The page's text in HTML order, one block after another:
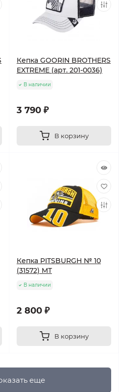
Кепка GOORIN BROTHERS
EXTREME (арт. 201-0036)
В наличии
3 790 ₽
В корзину
Кепка PITSBURGH № 10
(31572) MT
В наличии
2 800 ₽
В корзину
еще